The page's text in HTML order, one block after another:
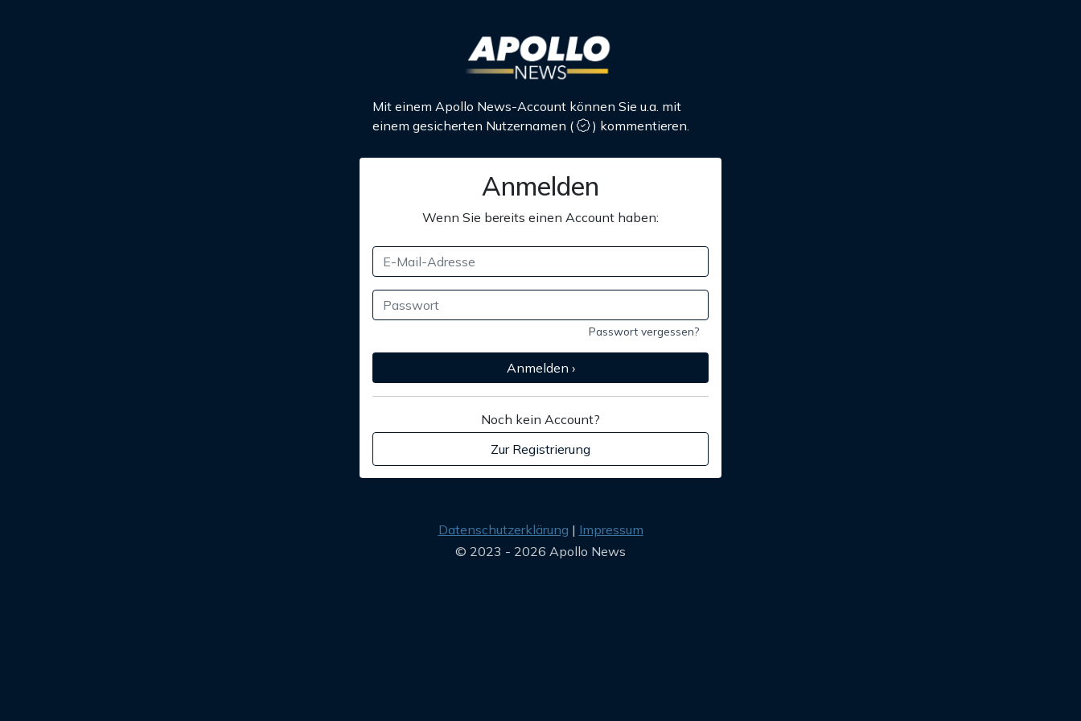
Mit einem Apollo News-Account können Sie u.a. mit
einem gesicherten Nutzernamen ( ) kommentieren.
Anmelden
Wenn Sie bereits einen Account haben:
Passwort vergessen?
Anmelden ›
Noch kein Account?
Zur Registrierung
Datenschutzerklärung
Impressum
© 2023 - 2026 Apollo News